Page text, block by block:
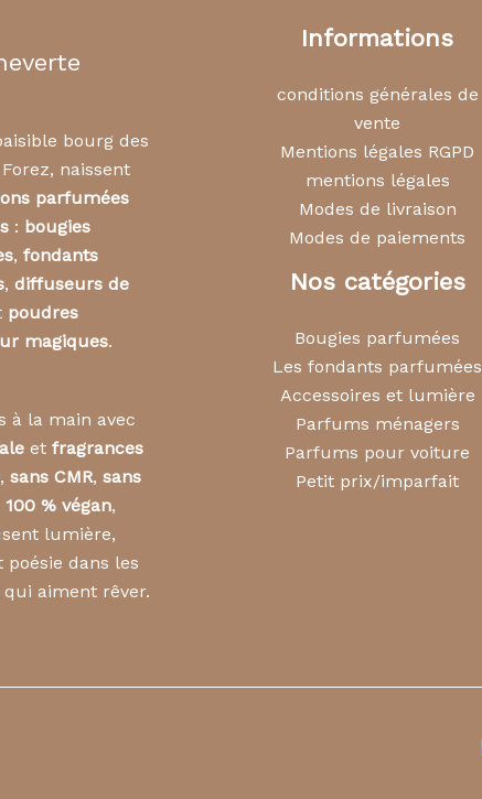
bourg des
naissent
parfumées
: bougies
, fondants
, diffuseurs de
poudres
magiques.
à la main avec
et fragrances
, sans CMR, sans
100 % végan,
lumière,
dans les
aiment rêver.
Informations
conditions générales de
vente
Mentions légales RGPD
mentions légales
Modes de livraison
Modes de paiements
Nos catégories
Bougies parfumées
Les fondants parfumées
Accessoires et lumière
Parfums ménagers
Parfums pour voiture
Petit prix/imparfait